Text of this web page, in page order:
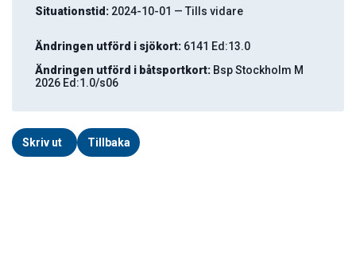
Situationstid: 2024-10-01 — Tills vidare
Ändringen utförd i sjökort: 6141 Ed:13.0
Ändringen utförd i båtsportkort: Bsp Stockholm M
2026 Ed:1.0/s06
Skriv ut Tillbaka